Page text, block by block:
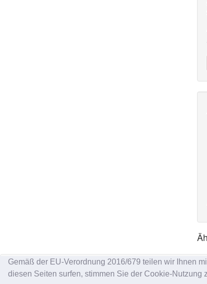
Gemäß der EU-Verordnung 2016/679 teilen wir Ihnen
diesen Seiten surfen, stimmen Sie der Cookie-
Impressum|Datenschutz |AGB|Kontakt|Hilfe |